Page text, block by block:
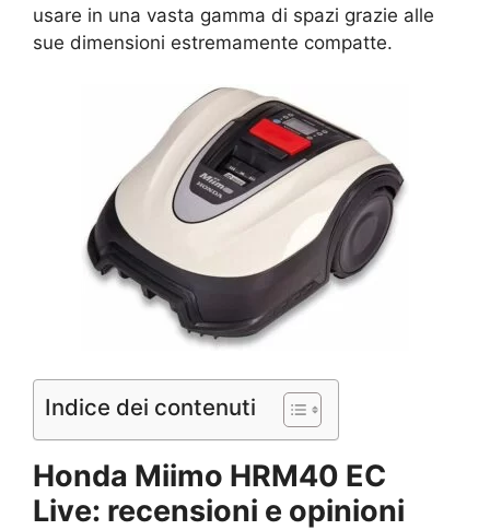
usare in una vasta gamma di spazi grazie alle
sue dimensioni estremamente compatte.
Indice dei contenuti
Honda Miimo HRM40 EC
Live: recensioni e opinioni